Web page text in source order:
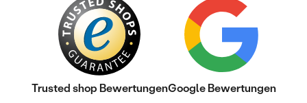
Trusted shop BewertungenGoogle Bewertungen